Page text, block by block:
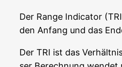
Der Ran­ge Indi­ca­tor
den Anfang und das
Der TRI ist das